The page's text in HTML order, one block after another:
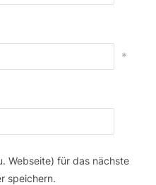
*
Webseite) für das nächste
speichern.